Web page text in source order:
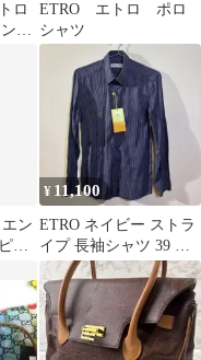
ロ
ド
ETRO エトロ ポロ
シャツ
ン
ー
¥ 11,100
ETRO ネイビー ストラ
イプ 長袖シャツ 39 イ
タリア製